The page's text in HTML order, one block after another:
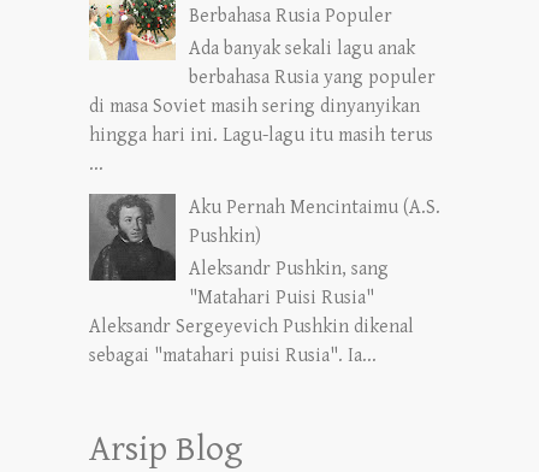
Berbahasa Rusia Populer
Ada banyak sekali lagu anak
berbahasa Rusia yang populer
di masa Soviet masih sering dinyanyikan
hingga hari ini. Lagu-lagu itu masih terus
...
Aku Pernah Mencintaimu (A.S.
Pushkin)
Aleksandr Pushkin, sang
"Matahari Puisi Rusia"
Aleksandr Sergeyevich Pushkin dikenal
sebagai "matahari puisi Rusia". Ia...
Arsip Blog